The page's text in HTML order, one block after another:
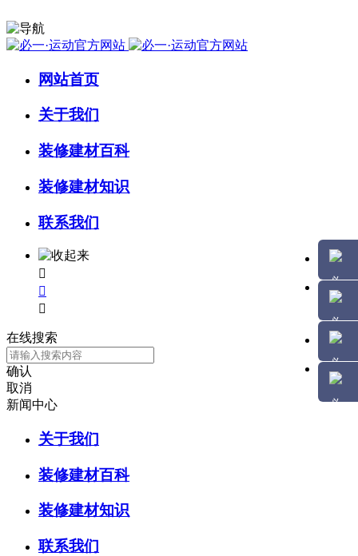
网站首页
关于我们
装修建材百科
装修建材知识
联系我们



在线搜索
确认
取消
新闻中心
关于我们
装修建材百科
装修建材知识
联系我们